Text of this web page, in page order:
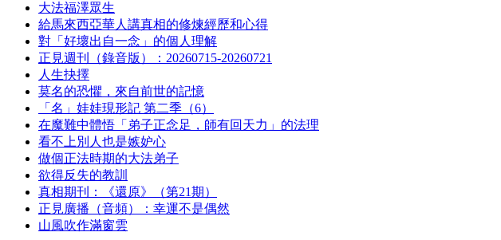
大法福澤眾生
給馬來西亞華人講真相的修煉經歷和心得
對「好壞出自一念」的個人理解
正見週刊（錄音版）：20260715-20260721
人生抉擇
莫名的恐懼，來自前世的記憶
「名」娃娃現形記 第二季（6）
在魔難中體悟「弟子正念足，師有回天力」的法理
看不上別人也是嫉妒心
做個正法時期的大法弟子
欲得反失的教訓
真相期刊：《還原》（第21期）
正見廣播（音頻）：幸運不是偶然
山風吹作滿窗雲